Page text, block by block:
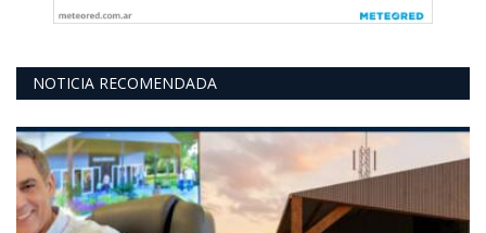
NOTICIA RECOMENDADA